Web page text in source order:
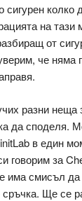
сигурен колко
на
от
че
разни неща
да споделя.
в един
говорим за
има смисъл
Ще се